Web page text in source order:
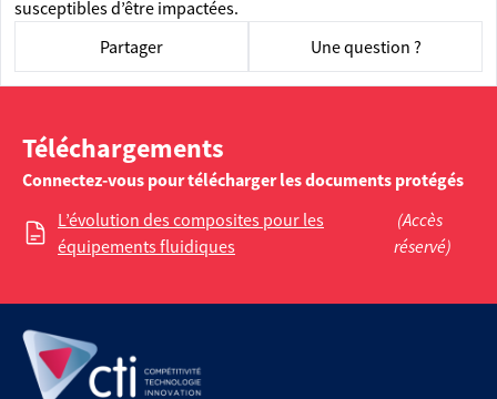
susceptibles d’être impactées.
Partager
Une question ?
Téléchargements
Connectez-vous pour télécharger les documents protégés
L’évolution des composites pour les
équipements fluidiques
(Accès
réservé)